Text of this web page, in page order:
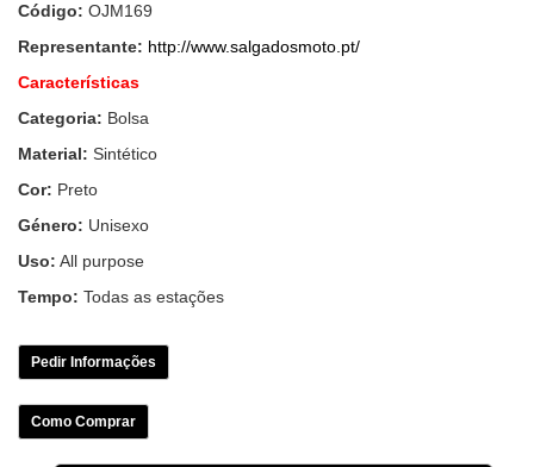
Código: OJM169
Representante: http://www.salgadosmoto.pt/
Características
Categoria: Bolsa
Material: Sintético
Cor: Preto
Género: Unisexo
Uso: All purpose
Tempo: Todas as estações
Pedir Informações
Como Comprar